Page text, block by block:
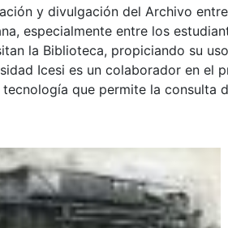
y divulgación del Archivo
especialmente entre los
la Biblioteca, propiciando su
Icesi es un colaborador en el
que permite la consulta